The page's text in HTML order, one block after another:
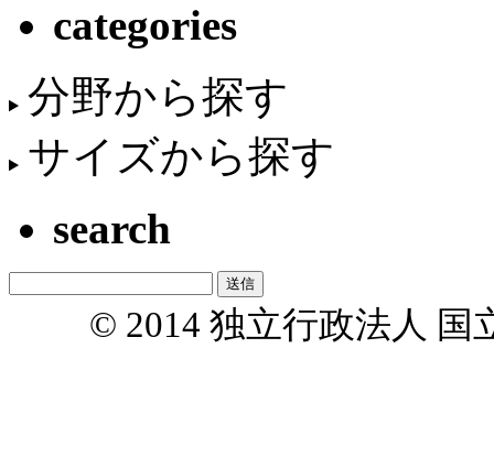
categories
分野から探す
サイズから探す
search
© 2014 独立行政法人 国